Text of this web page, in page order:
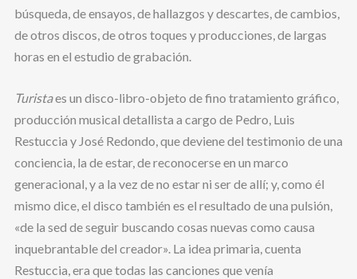
búsqueda, de ensayos, de hallazgos y descartes, de cambios,
de otros discos, de otros toques y producciones, de largas
horas en el estudio de grabación.
Turistaes un disco-libro-objeto de fino tratamiento gráfico,
producción musical detallista a cargo de Pedro, Luis
Restuccia y José Redondo, que deviene del testimonio de una
conciencia, la de estar, de reconocerse en un marco
generacional, y a la vez de no estar ni ser de allí; y, como él
mismo dice, el disco también es el resultado de una pulsión,
«de la sed de seguir buscando cosas nuevas como causa
inquebrantable del creador». La idea primaria, cuenta
Restuccia, era que todas las canciones que venía